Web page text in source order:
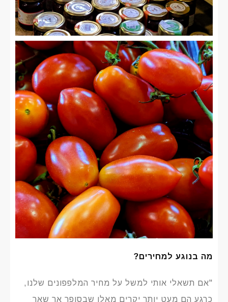
מה בנוגע למחירים?
"אם תשאלי אותי למשל על מחיר המלפפונים שלנו,
כרגע הם מעט יותר יקרים מאלו שבסופר אך שאר